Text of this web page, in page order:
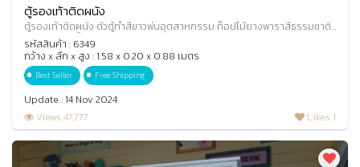
ตู้รองเท้าติดผนัง
ตู้รองเท้าติดผนัง ตัวตู้ทำสีขาวพ่นอุตสาหกรรม ท็อปไม้ยางพาราสีธรรมชาติ
เคลือบด้าน เป็นตู้รองเท้าแบบบาง
รหัสสินค้า : 6349
กว้าง x ลึก x สูง : 1.58 x 0.20 x 0.88 เมตร
Best Seller Free Shipping
Update : 14 Nov 2024
Views 47,777
Likes 1